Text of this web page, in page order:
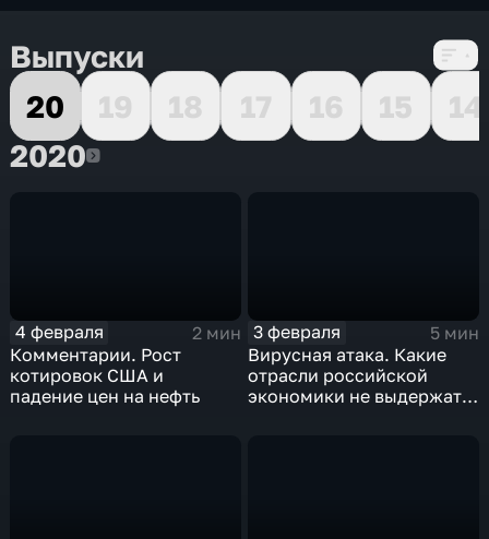
Выпуски
20
19 18 17 16 15
14
20202020
4 февраля
2 мин
Комментарии. Рост
котировок США и
падение цен на нефть
3 февраля
5 мин
Вирусная атака. Какие
отрасли российской
экономики не выдержат